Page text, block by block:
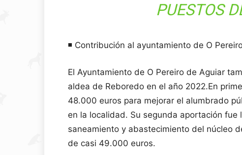
PUESTOS
◾️ Contribución al ayuntamiento de O
El Ayuntamiento de O Pereiro de Aguiar
aldea de Reboredo en el año 2022.En
48.000 euros para mejorar el alumbrado
en la localidad. Su segunda aportación fue
saneamiento y abastecimiento del núcleo
de casi 49.000 euros.